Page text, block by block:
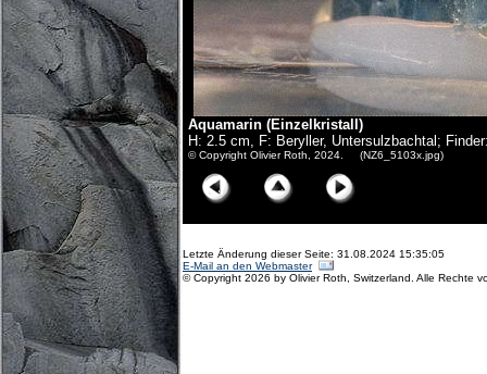
Aquamarin (Einzelkristall)
H: 2.5 cm, F: Beryller, Untersulzbachtal;
© Copyright Olivier Roth, 2024. (NZ6_5103x.jpg)
Letzte Änderung dieser Seite: 31.08.2024 15:35:05
E-Mail an den Webmaster
© Copyright 2026 by Olivier Roth, Switzerland. Alle Rechte